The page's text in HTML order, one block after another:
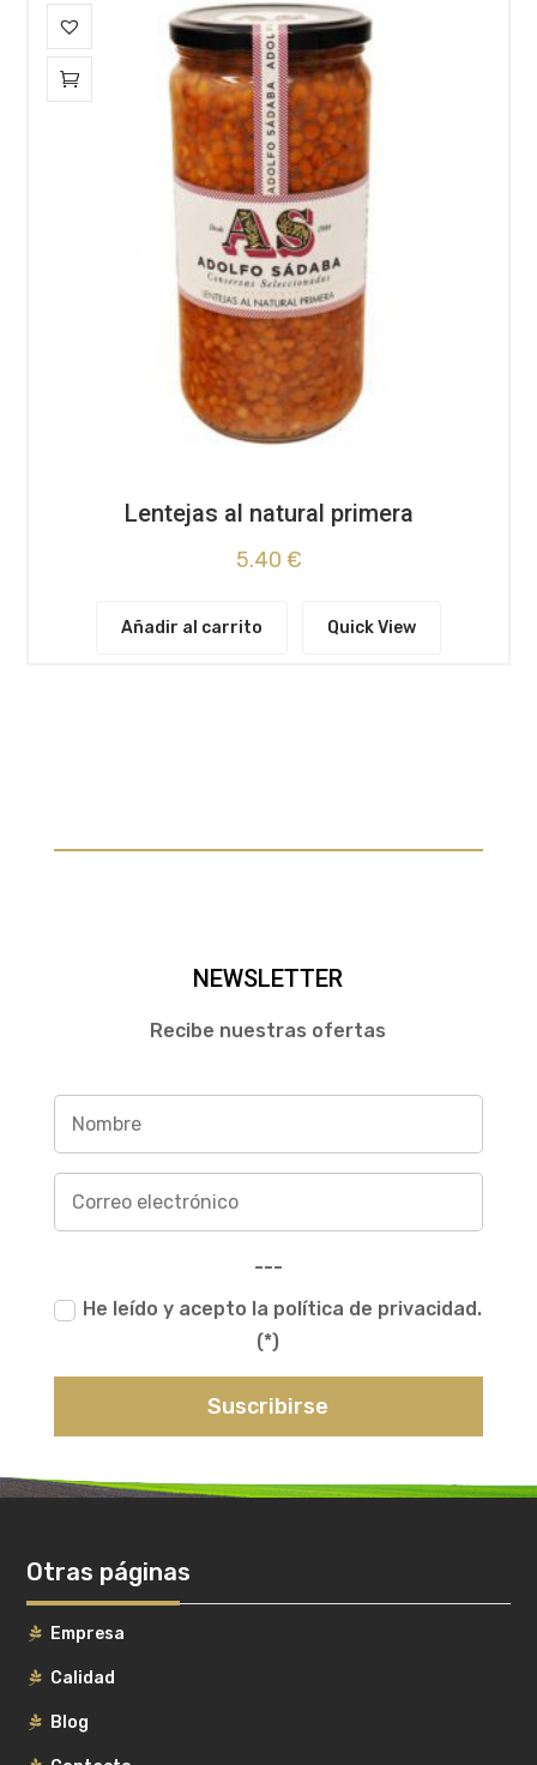
Lentejas al natural primera
5.40 €
Añadir al carrito Quick View
NEWSLETTER
Recibe nuestras ofertas
---
He leído y acepto la política de privacidad.
(*)
Suscribirse
Otras páginas
Empresa
Calidad
Blog